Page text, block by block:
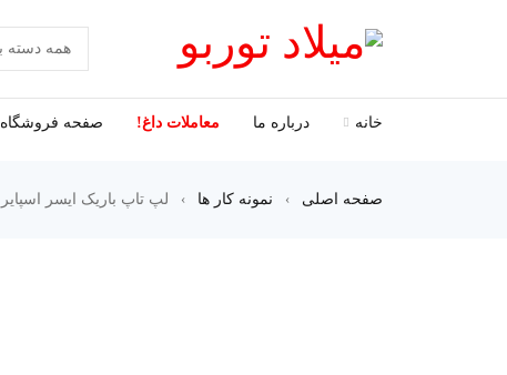
خانه درباره ما معاملات داغ! صفحه فروشگاه
صفحه اصلی › نمونه کار ها › لپ تاپ باریک ایسر اسپایر 5